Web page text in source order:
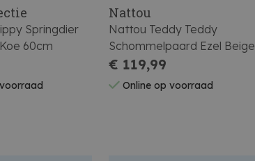
Springdier
60cm
Nattou
Nattou Teddy Teddy
Schommelpaard Ezel Beige
€ 119,99
Online op voorraad